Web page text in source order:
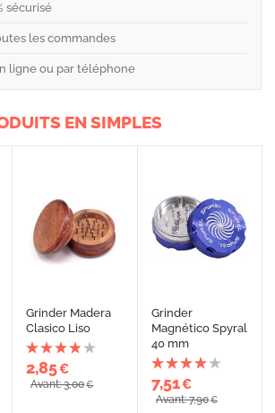
sécurisé
les commandes
ligne ou par téléphone
EN SIMPLES
Grinder Madera
Clasico Liso
2,85€
Avant: 3,00€
Grinder
Magnético Spyral
40 mm
7,51€
Avant: 7,90€